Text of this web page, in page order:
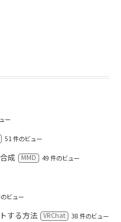
ー
51 件のビュー
成 MMD 49 件のビュー
ビュー
する方法 VRChat 38 件のビュー